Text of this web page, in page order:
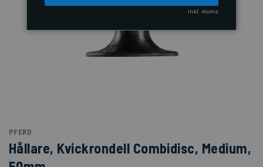
PFERD
Hållare, Kvickrondell Combidisc, Medium,
inkl. moms